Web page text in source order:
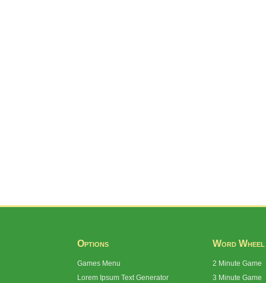
Options
Games Menu
Lorem Ipsum Text Generator
Word Wheel
2 Minute Game
3 Minute Game